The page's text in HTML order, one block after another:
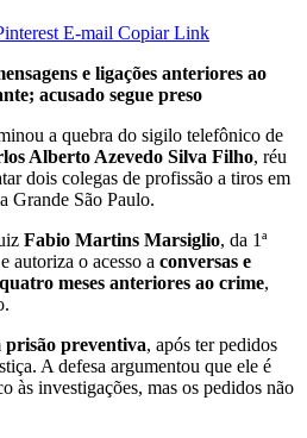
E-mail Copiar Link
e ligações anteriores ao
acusado segue preso
a quebra do sigilo telefônico de
Alberto Azevedo Silva Filho, réu
dois colegas de profissão a tiros em
Grande São Paulo.
Fabio Martins Marsiglio, da 1ª
autoriza o acesso a conversas e
meses anteriores ao crime,
prisão preventiva, após ter pedidos
A defesa argumentou que ele é
às investigações, mas os pedidos não